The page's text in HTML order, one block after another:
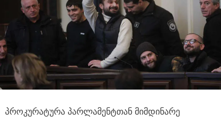
პროკურატურა პარლამენტთან მიმდინარე